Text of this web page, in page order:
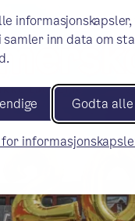
samler inn data om
Godta alle